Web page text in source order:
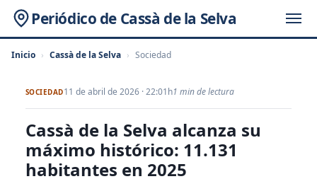
Periódico de Cassà de la Selva
Inicio › Cassà de la Selva › Sociedad
SOCIEDAD11 de abril de 2026 · 22:01h1 min de lectura
Cassà de la Selva alcanza su
máximo histórico: 11.131
habitantes en 2025